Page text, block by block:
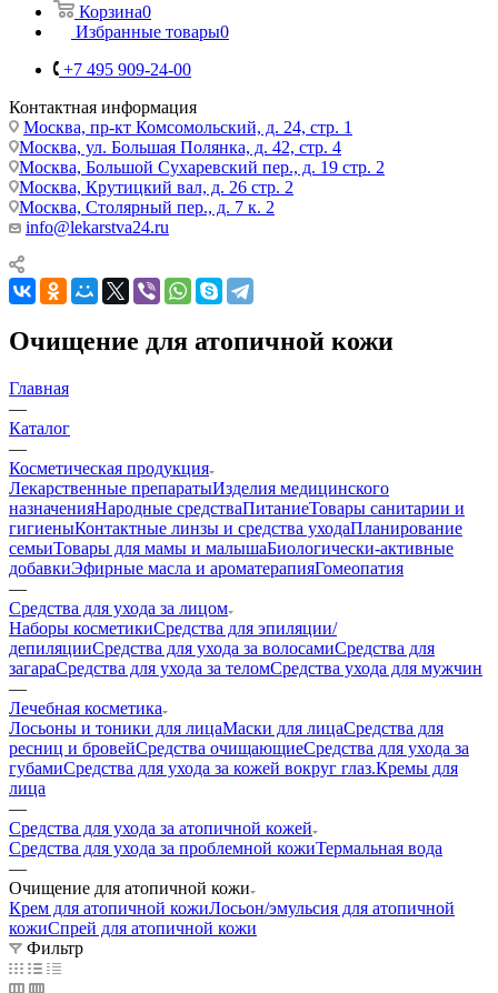
Корзина0
Избранные товары0
+7 495 909-24-00
Контактная информация
Москва, пр-кт Комсомольский, д. 24, стр. 1
Москва, ул. Большая Полянка, д. 42, стр. 4
Москва, Большой Сухаревский пер., д. 19 стр. 2
Москва, Крутицкий вал, д. 26 стр. 2
Москва, Столярный пер., д. 7 к. 2
info@lekarstva24.ru
Очищение для атопичной кожи
Главная
—
Каталог
—
Косметическая продукция
Лекарственные препаратыИзделия медицинского
назначенияНародные средстваПитаниеТовары санитарии и
гигиеныКонтактные линзы и средства уходаПланирование
семьиТовары для мамы и малышаБиологически-активные
добавкиЭфирные масла и ароматерапияГомеопатия
—
Средства для ухода за лицом
Наборы косметикиСредства для эпиляции/
депиляцииСредства для ухода за волосамиСредства для
загараСредства для ухода за теломСредства ухода для мужчин
—
Лечебная косметика
Лосьоны и тоники для лицаМаски для лицаСредства для
ресниц и бровейСредства очищающиеСредства для ухода за
губамиСредства для ухода за кожей вокруг глаз.Кремы для
лица
—
Средства для ухода за атопичной кожей
Средства для ухода за проблемной кожиТермальная вода
—
Очищение для атопичной кожи
Крем для атопичной кожиЛосьон/эмульсия для атопичной
кожиСпрей для атопичной кожи
Фильтр